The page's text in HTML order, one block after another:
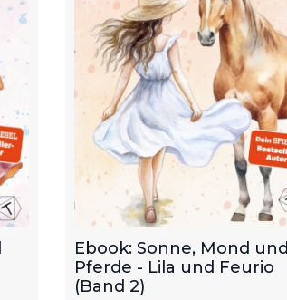
Ebook: Sonne, Mond und
Pferde - Lila und Feurio
(Band 2)